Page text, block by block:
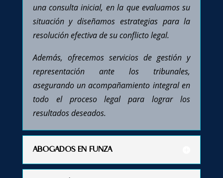
una consulta inicial, en la que evaluamos su
situación y diseñamos estrategias para la
resolución efectiva de su conflicto legal.
Además, ofrecemos servicios de gestión y
representación ante los tribunales,
asegurando un acompañamiento integral en
todo el proceso legal para lograr los
resultados deseados.
ABOGADOS EN FUNZA